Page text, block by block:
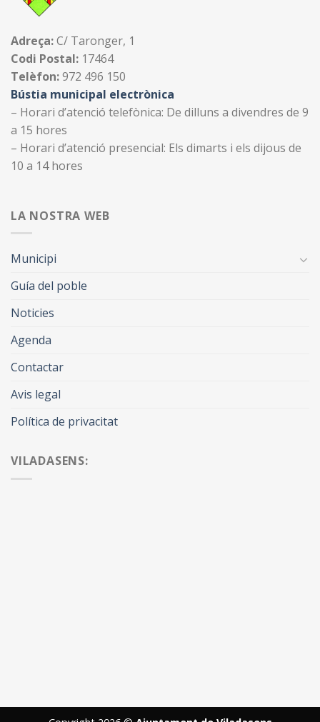
Adreça:C/ Taronger, 1
Codi Postal: 17464
Telèfon:972 496 150
Bústia municipal electrònica
– Horari d’atenció telefònica: De dilluns a divendres de 9
a 15 hores
– Horari d’atenció presencial: Els dimarts i els dijous de
10 a 14 hores
LA NOSTRA WEB
Municipi
Guía del poble
Noticies
Agenda
Contactar
Avis legal
Política de privacitat
VILADASENS: